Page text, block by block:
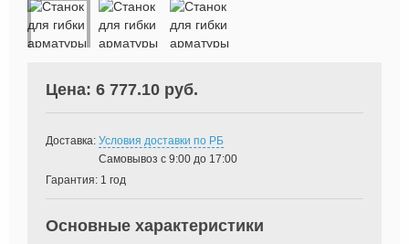
Цена: 6 777.10 руб.
Доставка: Условия доставки по РБ
Самовывоз с 9:00 до 17:00
Гарантия: 1 год
Основные характеристики